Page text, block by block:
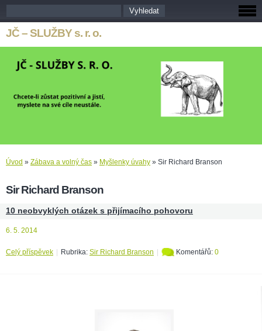
JČ – SLUŽBY s. r. o.
Úvod » Zábava a volný čas » Myšlenky úvahy » Sir Richard Branson
Sir Richard Branson
10 neobvyklých otázek s přijímacího pohovoru
6. 5. 2014
Celý příspěvek Rubrika: Sir Richard Branson Komentářů: 0